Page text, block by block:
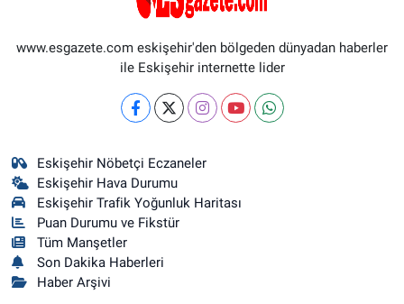
www.esgazete.com eskişehir'den bölgeden dünyadan haberler
ile Eskişehir internette lider
Eskişehir Nöbetçi Eczaneler
Eskişehir Hava Durumu
Eskişehir Trafik Yoğunluk Haritası
Puan Durumu ve Fikstür
Tüm Manşetler
Son Dakika Haberleri
Haber Arşivi